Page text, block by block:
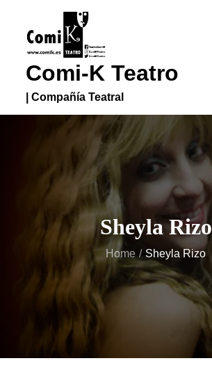
content
Comi-K Teatro
| Compañía Teatral
Sheyla Rizo
Home Sheyla Rizo